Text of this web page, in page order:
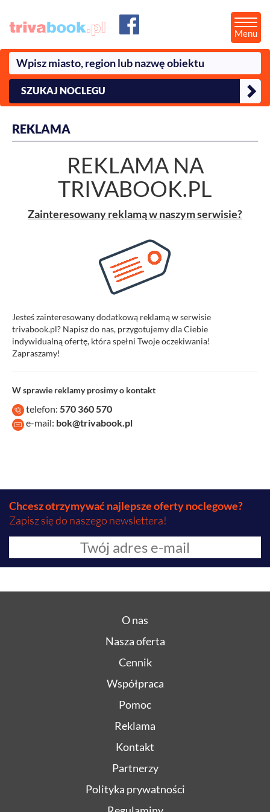
Menu
SZUKAJ NOCLEGU
REKLAMA
REKLAMA NA
TRIVABOOK.PL
Zainteresowany reklamą w naszym serwisie?
Jesteś zainteresowany dodatkową reklamą w serwisie
trivabook.pl? Napisz do nas, przygotujemy dla Ciebie
indywidualną ofertę, która spełni Twoje oczekiwania!
Zapraszamy!
W sprawie reklamy prosimy o kontakt
telefon: 570 360 570
e-mail: bok@trivabook.pl
Chcesz otrzymywać najlepsze oferty noclegowe?
Zapisz się do naszego newslettera!
O nas
Nasza oferta
Cennik
Współpraca
Pomoc
Reklama
Kontakt
Partnerzy
Polityka prywatności